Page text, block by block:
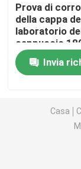
Banco
Banchi da
Governo di
gabinetto
Prova di
della cappa
laboratorio
cappuccio
del vapore del
laboratorio
dell'ospedale
Invia
Casa